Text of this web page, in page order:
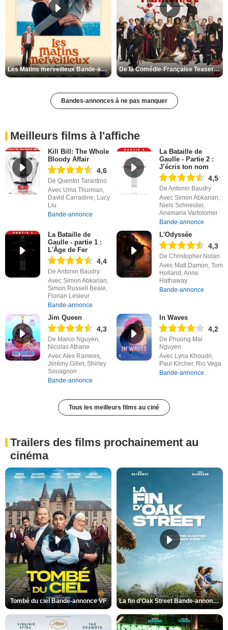
Les Matins merveilleux Bande-annonce VF De la Comédie-Française Teaser VF
Bandes-annonces à ne pas manquer
Meilleurs films à l'affiche
Kill Bill: The Whole
Bloody Affair
4,6
De Quentin Tarantino
Avec Uma Thurman,
David Carradine, Lucy
Liu
Bande-annonce
La Bataille de
Gaulle - Partie 2 :
J’écris ton nom
4,5
De Antonin Baudry
Avec Simon Abkarian,
Niels Schneider,
Anamaria Vartolomei
Bande-annonce
La Bataille de
Gaulle - partie 1 :
L'Âge de Fer
4,4
De Antonin Baudry
Avec Simon Abkarian,
Simon Russell Beale,
Florian Lesieur
Bande-annonce
L'Odyssée
4,3
De Christopher Nolan
Avec Matt Damon, Tom
Holland, Anne
Hathaway
Bande-annonce
Jim Queen
4,3
De Marco Nguyen,
Nicolas Athane
Avec Alex Ramires,
Jérémy Gillet, Shirley
Souagnon
Bande-annonce
In Waves
4,2
De Phuong Mai
Nguyen
Avec Lyna Khoudri,
Paul Kircher, Rio Vega
Bande-annonce
Tous les meilleurs films au ciné
Trailers des films prochainement au
cinéma
Tombé du ciel Bande-annonce VF La fin d’Oak Street Bande-annonce VO STFR